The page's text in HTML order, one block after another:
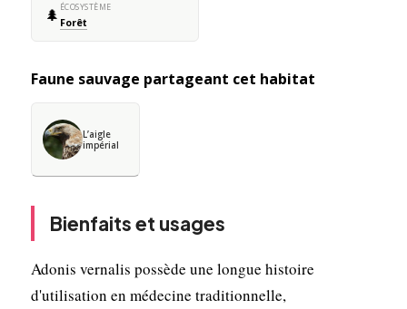
🌲 ÉCOSYSTÈME
Forêt
Faune sauvage partageant cet habitat
L’aigle
impérial
Bienfaits et usages
Adonis vernalis possède une longue histoire
d'utilisation en médecine traditionnelle,